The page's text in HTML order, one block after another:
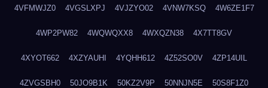
4VFMWJZ0 4VGSLXPJ 4VJZYO02 4VNW7KSQ 4W6ZE1F7
4WP2PW82 4WQWQXX8 4WXQZN38 4X7TT8GV
4XYOT662 4XZYAUHI 4YQHH612 4Z52SO0V 4ZP14UIL
4ZVGSBH0 50JO9B1K 50KZ2V9P 50NNJN5E 50S8F1Z0